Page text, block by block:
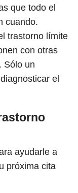
que todo el
cuando.
trastorno límite
con otras
Sólo un
el
ayudarle a
próxima cita